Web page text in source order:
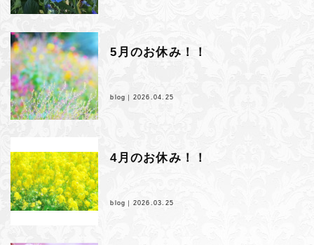
5月のお休み！！
blog｜ 2026.04.25
4月のお休み！！
blog｜ 2026.03.25